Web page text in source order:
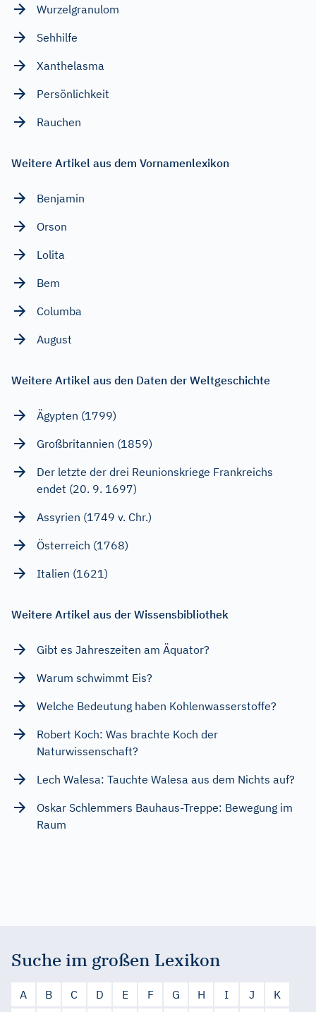
Wurzelgranulom
Sehhilfe
Xanthelasma
Persönlichkeit
Rauchen
Weitere Artikel aus dem Vornamenlexikon
Benjamin
Orson
Lolita
Bem
Columba
August
Weitere Artikel aus den Daten der Weltgeschichte
Ägypten (1799)
Großbritannien (1859)
Der letzte der drei Reunionskriege Frankreichs
endet (20. 9. 1697)
Assyrien (1749 v. Chr.)
Österreich (1768)
Italien (1621)
Weitere Artikel aus der Wissensbibliothek
Gibt es Jahreszeiten am Äquator?
Warum schwimmt Eis?
Welche Bedeutung haben Kohlenwasserstoffe?
Robert Koch: Was brachte Koch der
Naturwissenschaft?
Lech Walesa: Tauchte Walesa aus dem Nichts auf?
Oskar Schlemmers Bauhaus-Treppe: Bewegung im
Raum
Suche im großen Lexikon
A B C D E F G H I J
K